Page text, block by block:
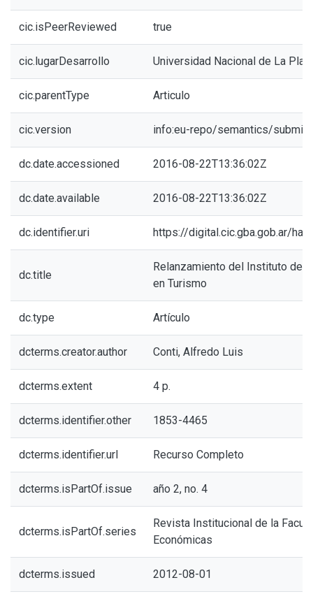
cic.isPeerReviewed true
cic.lugarDesarrollo Universidad Nacional de La Plata
cic.parentType Articulo
cic.version info:eu-repo/semantics/
dc.date.accessioned 2016-08-22T13:36:02Z
dc.date.available 2016-08-22T13:36:02Z
dc.identifier.uri https://digital.cic.gba.gob.ar/
dc.title
Relanzamiento del Instituto de
en Turismo
dc.type Artículo
dcterms.creator.author Conti, Alfredo Luis
dcterms.extent 4 p.
dcterms.identifier.other 1853-4465
dcterms.identifier.url Recurso Completo
dcterms.isPartOf.issue año 2, no. 4
dcterms.isPartOf.series
Revista Institucional de la
Económicas
dcterms.issued 2012-08-01